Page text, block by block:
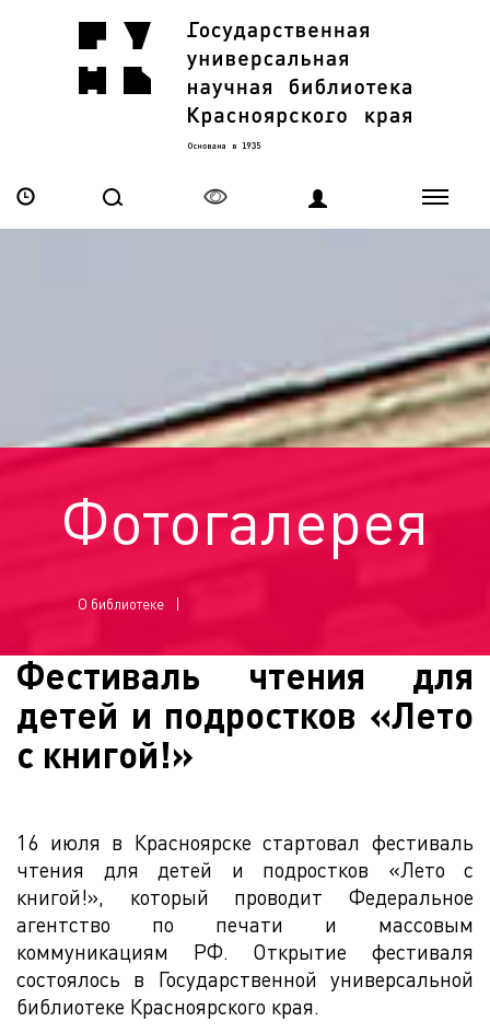
Фотогалерея
О библиотеке
Фестиваль чтения для
детей и подростков «Лето
с книгой!»
16 июля в Красноярске стартовал фестиваль
чтения для детей и подростков «Лето с
книгой!», который проводит Федеральное
агентство по печати и массовым
коммуникациям РФ. Открытие фестиваля
состоялось в Государственной универсальной
библиотеке Красноярского края.